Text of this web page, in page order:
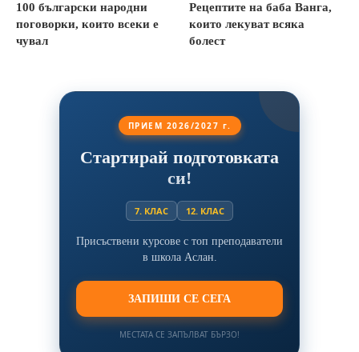
100 български народни
поговорки, които всеки е
чувал
Рецептите на баба Ванга,
които лекуват всяка
болест
ПРИЕМ 2026/2027 г.
Стартирай подготовката
си!
7. КЛАС 12. КЛАС
Присъствени курсове с топ преподаватели
в школа Аслан.
ЗАПИШИ СЕ СЕГА
МЕСТАТА СЕ ЗАПЪЛВАТ БЪРЗО!